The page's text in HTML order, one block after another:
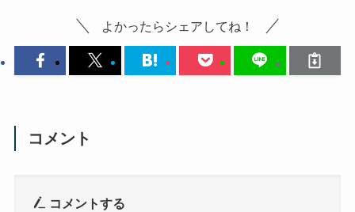
よかったらシェアしてね！
コメント
コメントする